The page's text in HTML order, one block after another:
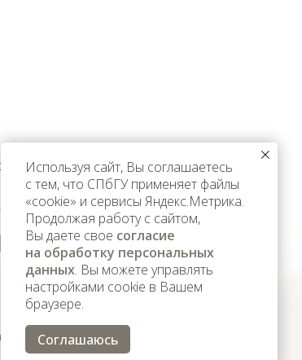
лиц,
этом
Используя сайт, Вы соглашаетесь
с тем, что СПбГУ применяет файлы
«cookie» и сервисы Яндекс.Метрика.
Продолжая работу с сайтом,
Вы даете свое согласие
на обработку персональных
данных. Вы можете управлять
настройками cookie в Вашем
браузере.
Соглашаюсь